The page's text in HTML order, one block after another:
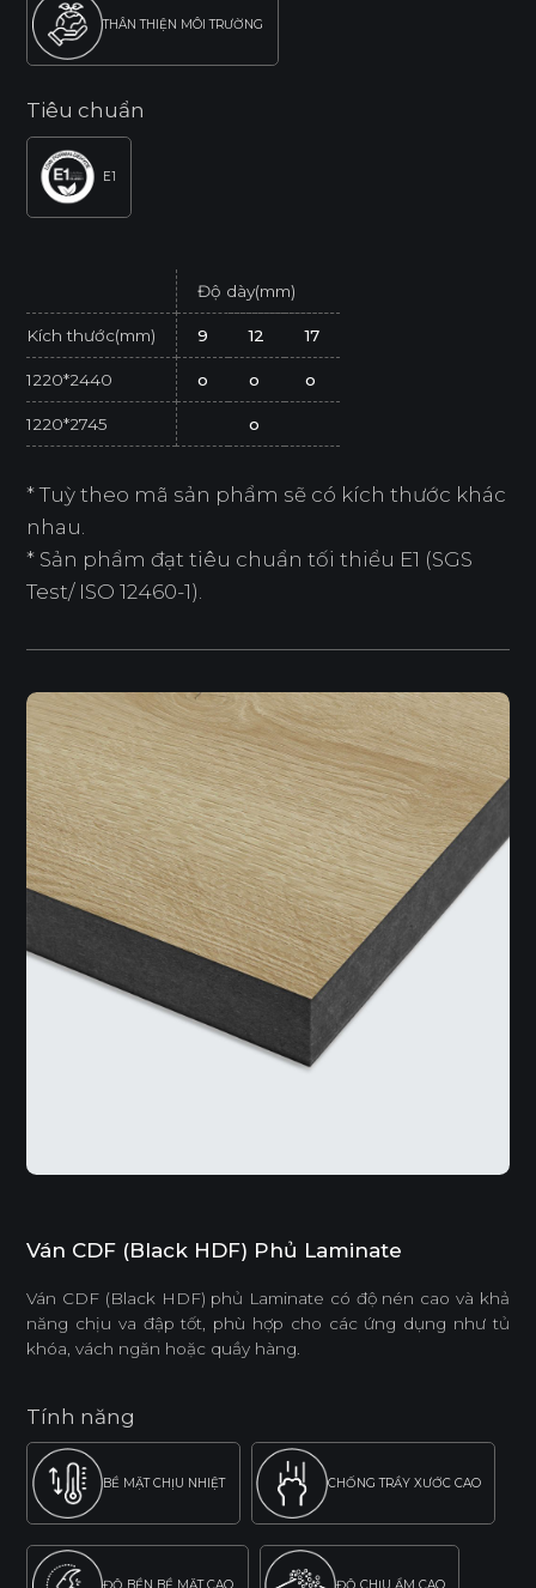
THÂN THIỆN MÔI TRƯỜNG
Tiêu chuẩn
E1
Độ dày(mm)
Kích thước(mm) 9 12 17
1220*2440 o o o
1220*2745 o
* Tuỳ theo mã sản phẩm sẽ có kích thước khác
nhau.
* Sản phẩm đạt tiêu chuẩn tối thiểu E1 (SGS
Test/ ISO 12460-1).
Ván CDF (Black HDF) Phủ Laminate
Ván CDF (Black HDF) phủ Laminate có độ nén cao và khả
năng chịu va đập tốt, phù hợp cho các ứng dụng như tủ
khóa, vách ngăn hoặc quầy hàng.
Tính năng
BỀ MẶT CHỊU NHIỆT CHỐNG TRẦY XƯỚC CAO
ĐỘ BỀN BỀ MẶT CAO ĐỘ CHỊU ẨM CAO